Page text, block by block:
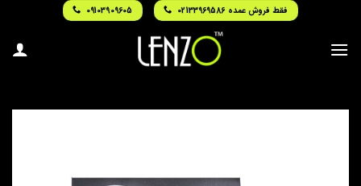
content
فقط فروش عمده 02133969586 09103909605